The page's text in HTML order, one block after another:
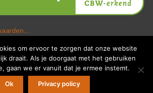
om ervoor te zorgen dat onze website
draait. Als je doorgaat met het gebruiken
gaan we er vanuit dat je ermee instemt.
Ok
Privacy policy